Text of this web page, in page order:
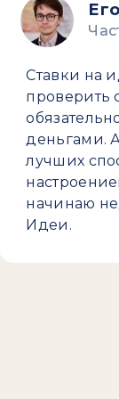
Ставки на
проверить
деньгами.
лучших
начинаю
Идеи.